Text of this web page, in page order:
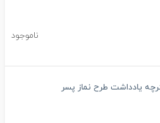
ناموجود
یادداشت طرح نماز پسر